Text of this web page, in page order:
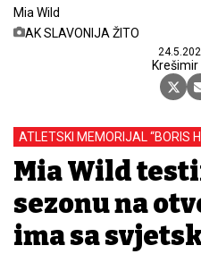
Mia Wild
AK SLAVONIJA ŽITO
ATLETSKI MEMORIJAL “BORIS
Mia Wild
sezonu na
ima sa